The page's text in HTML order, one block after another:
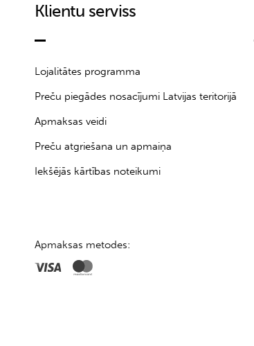
Klientu serviss
Lojalitātes programma
Preču piegādes nosacījumi Latvijas teritorijā
Apmaksas veidi
Preču atgriešana un apmaiņa
Iekšējās kārtības noteikumi
Apmaksas metodes: